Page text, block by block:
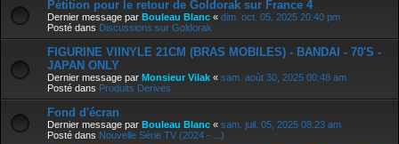
Pétition pour le retour de Goldorak sur France 4
Dernier message par Bouleau Blanc « dim. oct. 05, 2025 20:40 pm
Posté dans Discussions sur Goldorak
FIGURINE VIINYLE 21CM (BRAS MOBILES) - BANDAI - 70'S -
JAPAN ONLY
Dernier message par Monsieur Vilak « sam. août 30, 2025 00:48 am
Posté dans Produits Derives
Fond d'écran
Dernier message par Bouleau Blanc « sam. juil. 05, 2025 08:23 am
Posté dans Nouvelle Série TV (2024 - ...)